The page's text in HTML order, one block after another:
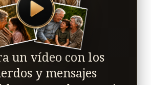
un vídeo con los
y mensajes